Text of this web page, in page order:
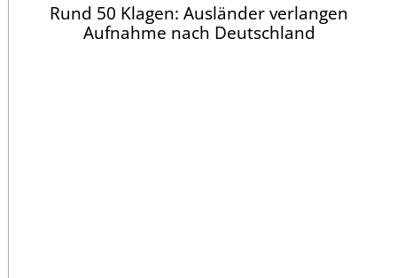
Rund 50 Klagen: Ausländer verlangen
Aufnahme nach Deutschland